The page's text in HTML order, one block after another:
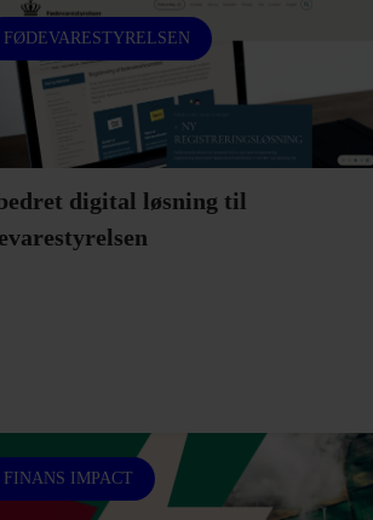
FØDEVARESTYRELSEN
digital løsning til
FINANS IMPACT